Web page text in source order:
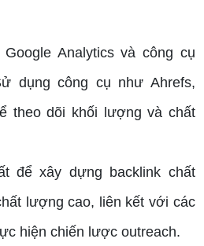
Analytics và công cụ
dụng công cụ như Ahrefs,
theo dõi khối lượng và chất
để xây dựng backlink chất
lượng cao, liên kết với các
hiện chiến lược outreach.